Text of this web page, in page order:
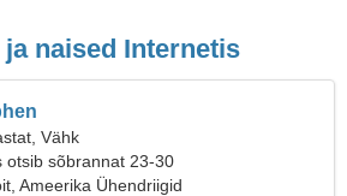
ja naised Internetis
Vähk
otsib sõbrannat 23-30
Ameerika Ühendriigid